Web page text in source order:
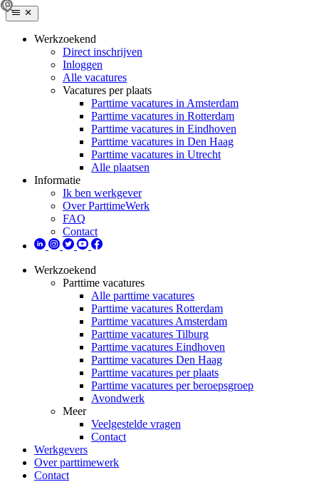
Werkzoekend
Direct inschrijven
Inloggen
Alle vacatures
Vacatures per plaats
Parttime vacatures in Amsterdam
Parttime vacatures in Rotterdam
Parttime vacatures in Eindhoven
Parttime vacatures in Den Haag
Parttime vacatures in Utrecht
Alle plaatsen
Informatie
Ik ben werkgever
Over ParttimeWerk
FAQ
Contact
Werkzoekend
Parttime vacatures
Alle parttime vacatures
Parttime vacatures Rotterdam
Parttime vacatures Amsterdam
Parttime vacatures Tilburg
Parttime vacatures Eindhoven
Parttime vacatures Den Haag
Parttime vacatures per plaats
Parttime vacatures per beroepsgroep
Avondwerk
Meer
Veelgestelde vragen
Contact
Werkgevers
Over parttimewerk
Contact